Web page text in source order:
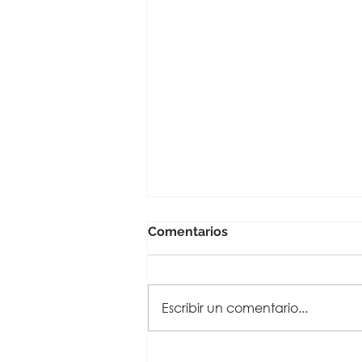
Comentarios
Escribir un comentario...